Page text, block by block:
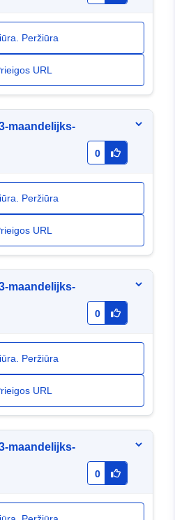
Peržiūra
URL
maandelijks-
0
Peržiūra
URL
maandelijks-
0
Peržiūra
URL
maandelijks-
0